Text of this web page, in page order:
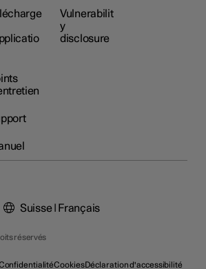
Vulnerabilit
y
disclosure
réservés
CookiesDéclaration d'accessibilité
Suisse | Français